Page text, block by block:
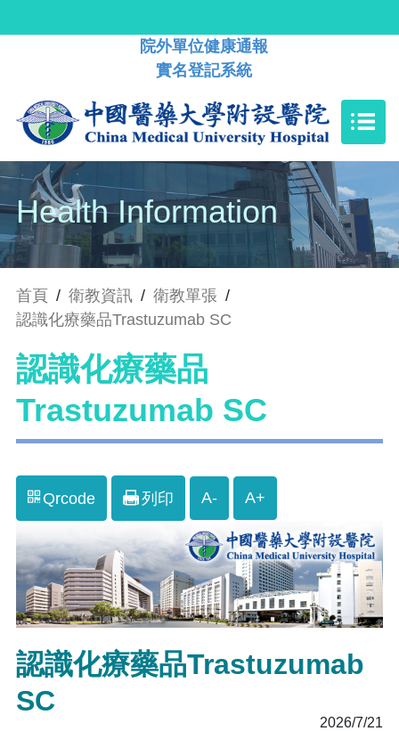
院外單位健康通報
實名登記系統
Health Information
首頁 / 衛教資訊 / 衛教單張 /
認識化療藥品Trastuzumab SC
認識化療藥品
Trastuzumab SC
Qrcode 列印 A- A+
認識化療藥品Trastuzumab
SC
2026/7/21